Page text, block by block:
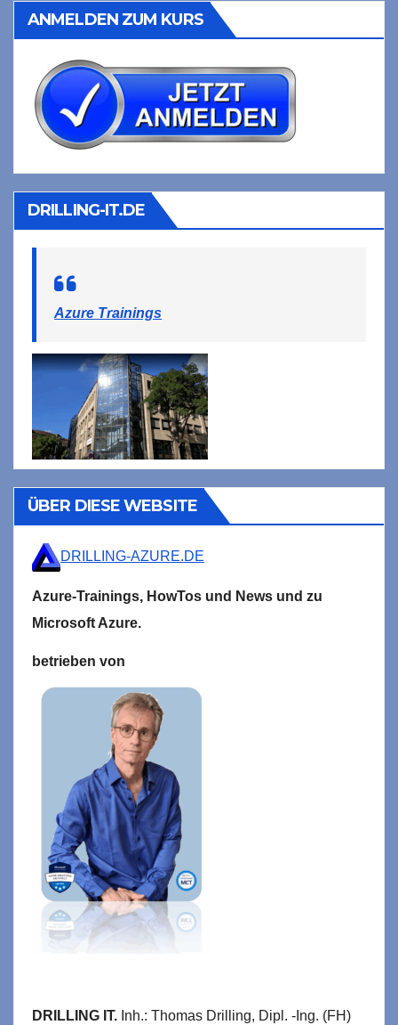
ANMELDEN ZUM KURS
DRILLING-IT.DE
Azure Trainings
ÜBER DIESE WEBSITE
DRILLING-AZURE.DE
Azure-Trainings, HowTos und News und zu
Microsoft Azure.
betrieben von
DRILLING IT. Inh.: Thomas Drilling, Dipl. -Ing. (FH)